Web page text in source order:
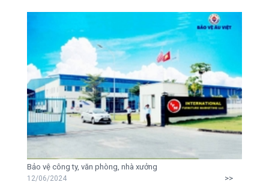
Bảo vệ công ty, văn phòng, nhà xưởng
12/06/2024 >>